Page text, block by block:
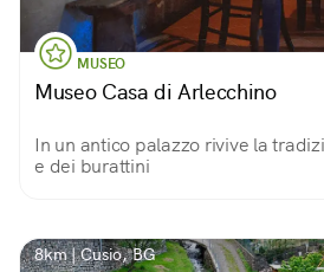
MUSEO
Museo Casa di Arlecchino
In un antico palazzo rivive la
e dei burattini
8km | Cusio, BG